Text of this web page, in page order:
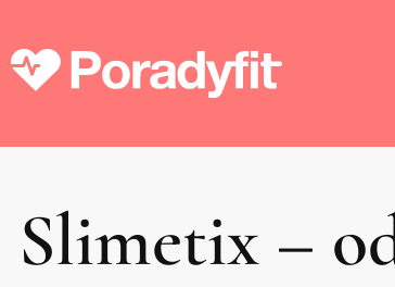
Slimetix –